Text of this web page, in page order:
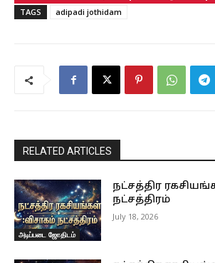
TAGS adipadi jothidam
RELATED ARTICLES
அடிப்படை ஜோதிடம்
நட்சத்திர
நட்சத்திரம்
July 18, 2026